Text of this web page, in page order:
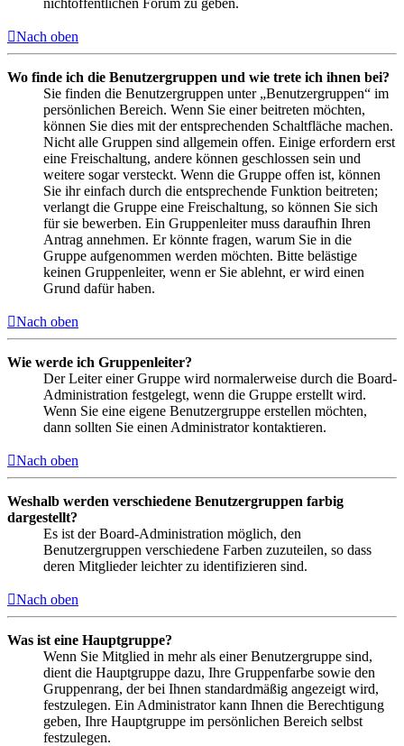
Nach oben
Wo finde ich die Benutzergruppen und wie trete ich ihnen bei?
Sie finden die Benutzergruppen unter „Benutzergruppen“ im
persönlichen Bereich. Wenn Sie einer beitreten möchten,
können Sie dies mit der entsprechenden Schaltfläche machen.
Nicht alle Gruppen sind allgemein offen. Einige erfordern erst
eine Freischaltung, andere können geschlossen sein und
weitere sogar versteckt. Wenn die Gruppe offen ist, können
Sie ihr einfach durch die entsprechende Funktion beitreten;
verlangt die Gruppe eine Freischaltung, so können Sie sich
für sie bewerben. Ein Gruppenleiter muss daraufhin Ihren
Antrag annehmen. Er könnte fragen, warum Sie in die
Gruppe aufgenommen werden möchten. Bitte belästige
keinen Gruppenleiter, wenn er Sie ablehnt, er wird einen
Grund dafür haben.
Nach oben
Wie werde ich Gruppenleiter?
Der Leiter einer Gruppe wird normalerweise durch die Board-
Administration festgelegt, wenn die Gruppe erstellt wird.
Wenn Sie eine eigene Benutzergruppe erstellen möchten,
dann sollten Sie einen Administrator kontaktieren.
Nach oben
Weshalb werden verschiedene Benutzergruppen farbig
dargestellt?
Es ist der Board-Administration möglich, den
Benutzergruppen verschiedene Farben zuzuteilen, so dass
deren Mitglieder leichter zu identifizieren sind.
Nach oben
Was ist eine Hauptgruppe?
Wenn Sie Mitglied in mehr als einer Benutzergruppe sind,
dient die Hauptgruppe dazu, Ihre Gruppenfarbe sowie den
Gruppenrang, der bei Ihnen standardmäßig angezeigt wird,
festzulegen. Ein Administrator kann Ihnen die Berechtigung
geben, Ihre Hauptgruppe im persönlichen Bereich selbst
festzulegen.